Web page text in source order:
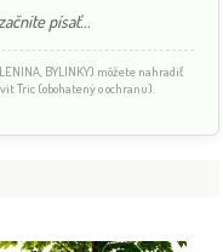
písať...
BYLINKY) môžete nahradiť
Tric (obohatený o ochranu).